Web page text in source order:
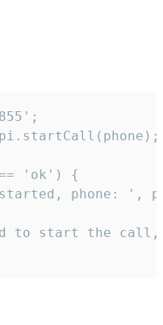
'ok') {
phone: ',
to start the